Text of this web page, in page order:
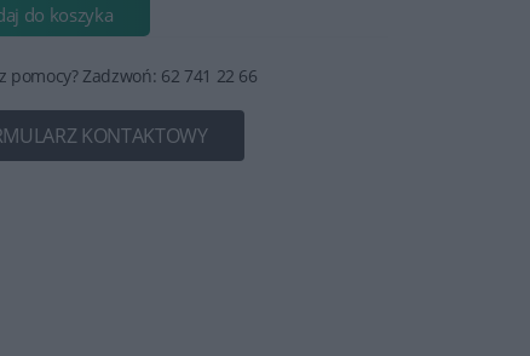
do koszyka
pomocy? Zadzwoń: 62 741 22 66
KONTAKTOWY